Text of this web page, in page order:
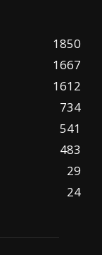
1850
1667
1612
734
541
483
29
24